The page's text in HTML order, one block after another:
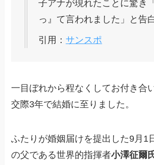
子アナが現れたことに驚き
っ』て言われました」と告
引用：サンスポ
一目ぼれから程なくしてお付き合
交際3年で結婚に至りました。
ふたりが婚姻届けを提出した9月1
の父である世界的指揮者小澤征爾